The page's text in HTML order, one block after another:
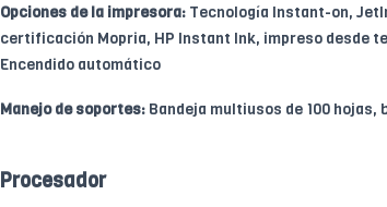
Opciones de la impresora: Tecnología Instant-on,
certificación Mopria, HP Instant Ink, impreso desde
Encendido automático
Manejo de soportes: Bandeja multiusos de 100 hojas,
Procesador